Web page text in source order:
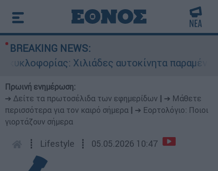
BREAKING NEWS:
Χιλιάδες αυτοκίνητα παραμένουν
Πρωινή ενημέρωση:
➔ Δείτε τα πρωτοσέλιδα των εφημερίδων
➔ Μάθετε
περισσότερα για τον καιρό σήμερα
➔ Εορτολόγιο: Ποιοι
γιορτάζουν σήμερα
┋ Lifestyle ┋ 05.05.2026 10:47